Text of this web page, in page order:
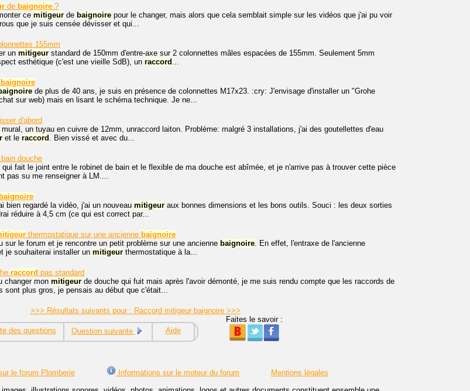
de baignoire ?
ce mitigeur de baignoire pour le changer, mais alors que cela semblait simple sur les vidéos que j'ai pu voir
que je suis censée dévisser et qui...
155mm
un mitigeur standard de 150mm d'entre-axe sur 2 colonnettes mâles espacées de 155mm. Seulement 5mm
esthétique (c'est une vieille SdB), un raccord ...
baignoire
de plus de 40 ans, je suis en présence de colonnettes M17x23. :cry: J'envisage d'installer un "Grohe
sur web) mais en lisant le schéma technique. Je ne...
d'abord
mural, un tuyau en cuivre de 12mm, unraccord laiton. Problème: malgré 3 installations, j'ai des goutellettes d'eau
et le raccord . Bien vissé et avec du...
douche
fait le joint entre le robinet de bain et le flexible de ma douche est abîmée, et je n'arrive pas à trouver cette pièce
pas su me renseigner à LM....
baignoire
bien regardé la vidéo, j'ai un nouveau mitigeur aux bonnes dimensions et les bons outils. Souci : les deux sorties
réduire à 4,5 cm (ce qui est correct par...
thermostatique sur une ancienne baignoire
sur le forum et je rencontre un petit problème sur une ancienne baignoire. En effet, l'entraxe de l'ancienne
je souhaiterai installer un mitigeur thermostatique à la...
raccord pas standard
changer mon mitigeur de douche qui fuit mais après l'avoir démonté, je me suis rendu compte que les raccords de
sont plus gros, je pensais au début que c'était...
>>> Résultats suivants pour : Raccord mitigeur baignoire >>>
des questions Question suivante Aide
Faites le savoir :
le forum Plomberie Informations sur le moteur du forum
Mentions légales